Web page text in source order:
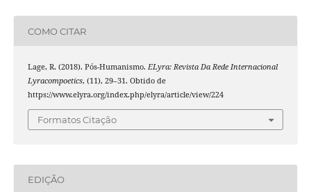
COMO CITAR
Lage, R. (2018). Pós-Humanismo. ELyra: Revista Da Rede Internacional
Lyracompoetics, (11), 29–31. Obtido de
https://www.elyra.org/index.php/elyra/article/view/224
Formatos Citação
EDIÇÃO